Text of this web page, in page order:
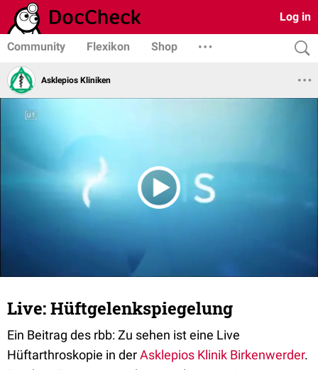
Log in
Community Flexikon Shop
Asklepios Kliniken
Live: Hüftgelenkspiegelung
Ein Beitrag des rbb: Zu sehen ist eine Live
Hüftarthroskopie in derAsklepios Klinik Birkenwerder.